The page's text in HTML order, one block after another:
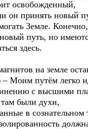
освобожденный,
он принять новый
Земле.
путь, но
здесь.
на земле
Моим путём легко
с высшими
там были духи,
в сознательном